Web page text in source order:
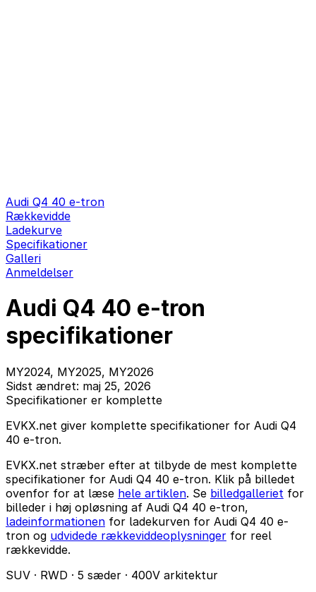
Audi Q4 40 e-tron
Rækkevidde
Ladekurve
Specifikationer
Galleri
Anmeldelser
Audi Q4 40 e-tron
specifikationer
MY2024, MY2025, MY2026
Sidst ændret: maj 25, 2026
Specifikationer er komplette
EVKX.net giver komplette specifikationer for Audi Q4
40 e-tron.
EVKX.net stræber efter at tilbyde de mest komplette
specifikationer for Audi Q4 40 e-tron. Klik på billedet
ovenfor for at læse hele artiklen. Se billedgalleriet for
billeder i høj opløsning af Audi Q4 40 e-tron,
ladeinformationen for ladekurven for Audi Q4 40 e-
tron og udvidede rækkeviddeoplysninger for reel
rækkevidde.
SUV · RWD · 5 sæder · 400V arkitektur